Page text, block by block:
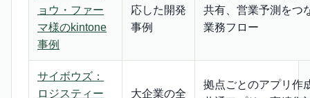
ョウ・ファー
マ様のkintone
事例
応した開発
事例
共有、営業予測をつ
業務フロー
サイボウズ：
ロジスティー
大企業の全
拠点ごとのアプリ作